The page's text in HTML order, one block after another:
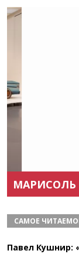
МАРИСОЛЬ
САМОЕ
Павел Кушнир: